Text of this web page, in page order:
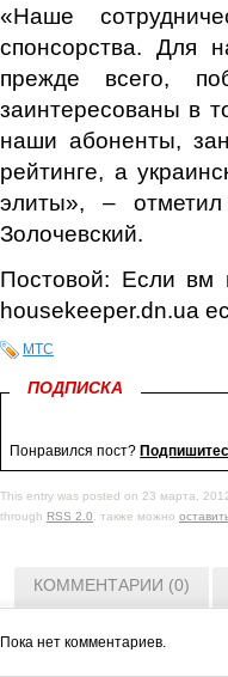
«Наше
спонсорства. Для
прежде всего,
заинтересованы в
наши абоненты,
рейтинге, а
элиты», –
Золочевский.
Постовой: Если вм
housekeeper.dn.ua
МТС
ПОДПИСКА
Понравился пост?
This entry was posted on 23 марта,
through RSS 2.0. также можно
КОММЕНТАРИИ (0)
Пока нет комментариев.